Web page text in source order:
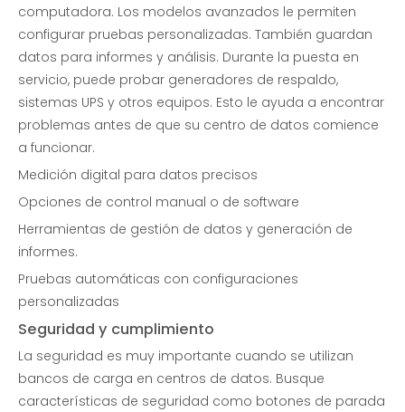
computadora. Los modelos avanzados le permiten
configurar pruebas personalizadas. También guardan
datos para informes y análisis. Durante la puesta en
servicio, puede probar generadores de respaldo,
sistemas UPS y otros equipos. Esto le ayuda a encontrar
problemas antes de que su centro de datos comience
a funcionar.
Medición digital para datos precisos
Opciones de control manual o de software
Herramientas de gestión de datos y generación de
informes.
Pruebas automáticas con configuraciones
personalizadas
Seguridad y cumplimiento
La seguridad es muy importante cuando se utilizan
bancos de carga en centros de datos. Busque
características de seguridad como botones de parada